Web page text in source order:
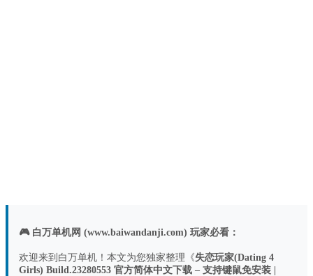
🎮 白万单机网 (www.baiwandanji.com) 玩家必看：
欢迎来到白万单机！本文为您独家整理《失恋玩家(Dating 4
Girls) Build.23280553 官方简体中文下载 – 支持键鼠免安装 |